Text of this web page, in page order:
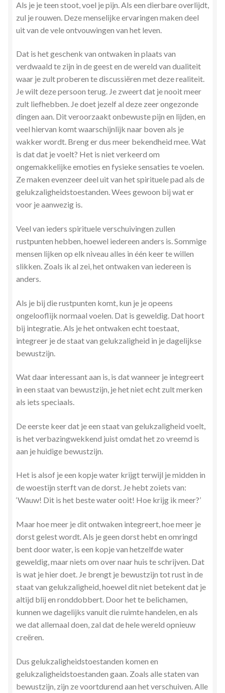
Als je je teen stoot, voel je pijn. Als een dierbare overlijdt,
zul je rouwen. Deze menselijke ervaringen maken deel
uit van de vele ontvouwingen van het leven.
Dat is het geschenk van ontwaken in plaats van
verdwaald te zijn in de geest en de wereld van dualiteit
waar je zult proberen te discussiëren met deze realiteit.
Je wilt deze persoon terug. Je zweert dat je nooit meer
zult liefhebben. Je doet jezelf al deze zeer ongezonde
dingen aan. Dit veroorzaakt onbewuste pijn en lijden, en
veel hiervan komt waarschijnlijk naar boven als je
wakker wordt. Breng er dus meer bekendheid mee. Wat
is dat dat je voelt? Het is niet verkeerd om
ongemakkelijke emoties en fysieke sensaties te voelen.
Ze maken evenzeer deel uit van het spirituele pad als de
gelukzaligheidstoestanden. Wees gewoon bij wat er
voor je aanwezig is.
Veel van ieders spirituele verschuivingen zullen
rustpunten hebben, hoewel iedereen anders is. Sommige
mensen lijken op elk niveau alles in één keer te willen
slikken. Zoals ik al zei, het ontwaken van iedereen is
anders.
Als je bij die rustpunten komt, kun je je opeens
ongelooflijk normaal voelen. Dat is geweldig. Dat hoort
bij integratie. Als je het ontwaken echt toestaat,
integreer je de staat van gelukzaligheid in je dagelijkse
bewustzijn.
Wat daar interessant aan is, is dat wanneer je integreert
in een staat van bewustzijn, je het niet echt zult merken
als iets speciaals.
De eerste keer dat je een staat van gelukzaligheid voelt,
is het verbazingwekkend juist omdat het zo vreemd is
aan je huidige bewustzijn.
Het is alsof je een kopje water krijgt terwijl je midden in
de woestijn sterft van de dorst. Je hebt zoiets van:
‘Wauw! Dit is het beste water ooit! Hoe krijg ik meer?’
Maar hoe meer je dit ontwaken integreert, hoe meer je
dorst gelest wordt. Als je geen dorst hebt en omringd
bent door water, is een kopje van hetzelfde water
geweldig, maar niets om over naar huis te schrijven. Dat
is wat je hier doet. Je brengt je bewustzijn tot rust in de
staat van gelukzaligheid, hoewel dit niet betekent dat je
altijd blij en ronddobbert. Door het te belichamen,
kunnen we dagelijks vanuit die ruimte handelen, en als
we dat allemaal doen, zal dat de hele wereld opnieuw
creëren.
Dus gelukzaligheidstoestanden komen en
gelukzaligheidstoestanden gaan. Zoals alle staten van
bewustzijn, zijn ze voortdurend aan het verschuiven. Alle